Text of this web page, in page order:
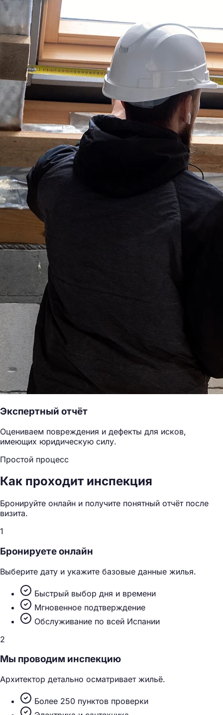
Экспертный отчёт
Оцениваем повреждения и дефекты для исков,
имеющих юридическую силу.
Простой процесс
Как проходит инспекция
Бронируйте онлайн и получите понятный отчёт после
визита.
1
Бронируете онлайн
Выберите дату и укажите базовые данные жилья.
Быстрый выбор дня и времени
Мгновенное подтверждение
Обслуживание по всей Испании
2
Мы проводим инспекцию
Архитектор детально осматривает жильё.
Более 250 пунктов проверки